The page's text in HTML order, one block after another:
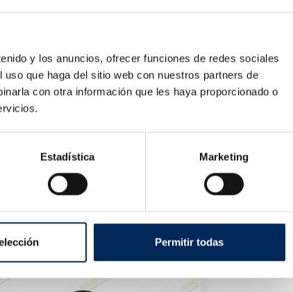
y los anuncios, ofrecer funciones de redes sociales
que haga del sitio web con nuestros partners de
con otra información que les haya proporcionado o
Estadística Marketing
Permitir todas
Rasmus Motor De Arranque Profissional Marítimo
0/PFP680
350,00 €Preço